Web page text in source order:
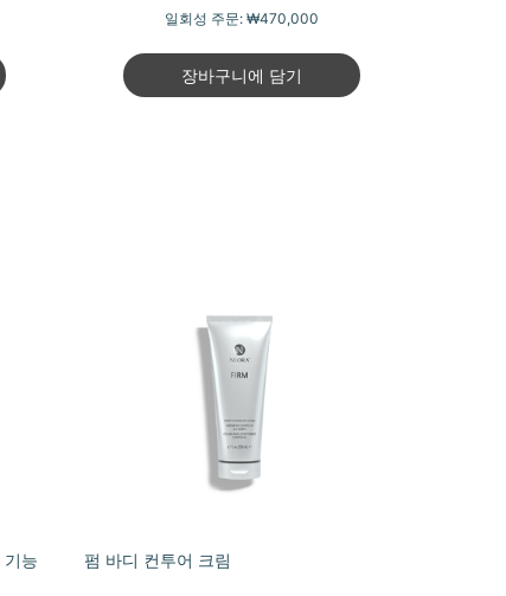
일회성 주문:₩470,000
장바구니에 담기
능
펌 바디 컨투어 크림